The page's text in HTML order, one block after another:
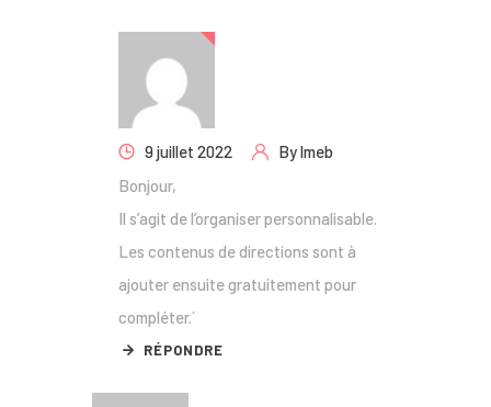
9 juillet 2022 Bylmeb
Bonjour,
Il s’agit de l’organiser personnalisable.
Les contenus de directions sont à
ajouter ensuite gratuitement pour
compléter.´
RÉPONDRE